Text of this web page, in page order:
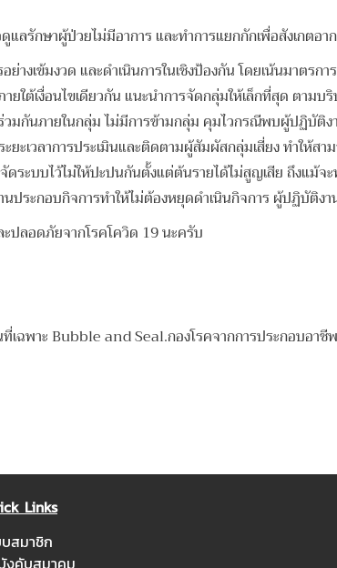
รักษาผู้ป่วยไม่มีอาการ และทำการแยกกักเพื่อสังเกตอา
างเข้มงวด และดำเนินการในเชิงป้องกัน โดยเน้นมาตร
ต้เงื่อนไขเดียวกัน แนะนำการจัดกลุ่มให้เล็กที่สุด ตามบ
มกันภายในกลุ่ม ไม่มีการข้ามกลุ่ม คุมไวกรณีพบผู้ปฏิบัติ
ะเวลาการประเมินและติดตามผู้สัมผัสกลุ่มเสี่ยง ทำให้ส
ดระบบไว้ไม่ให้ปะปนกันตั้งแต่ต้นรายได้ไม่สูญเสีย ถึงแม้
ระกอบกิจการทำให้ไม่ต้องหยุดดำเนินกิจการ ผู้ปฏิบัติง
ลอดภัยจากโรคโควิด 19 นะครับ
พาะ Bubble and Seal.กองโรคจากการประกอบอา
Links
บสมาชิก